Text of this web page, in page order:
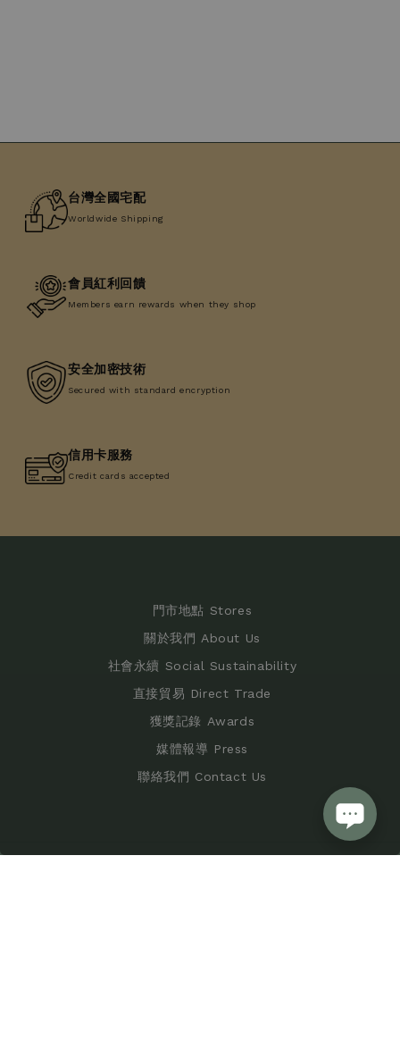
台灣全國宅配
Worldwide Shipping
會員紅利回饋
Members earn rewards when they shop
安全加密技術
Secured with standard encryption
信用卡服務
Credit cards accepted
門市地點 Stores
關於我們 About Us
社會永續 Social Sustainability
直接貿易 Direct Trade
獲獎記錄 Awards
媒體報導 Press
聯絡我們 Contact Us